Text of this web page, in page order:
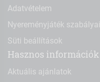
Adatvételem
Nyereményjáték szabályai
Süti beállítások
Hasznos információk
Aktuális ajánlatok